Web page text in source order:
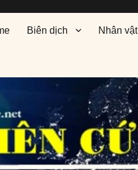
Biên dịch Nhân vật